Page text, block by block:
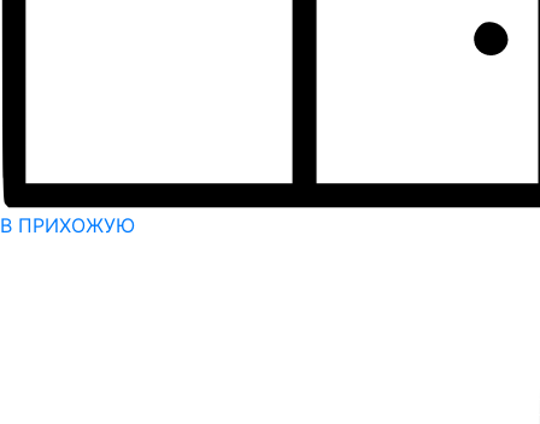
В ПРИХОЖУЮ